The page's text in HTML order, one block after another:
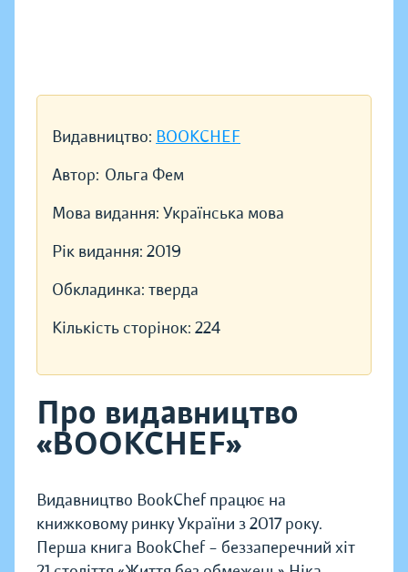
Видавництво: BOOKCHEF
Автор: Ольга Фем
Мова видання: Українська мова
Рік видання: 2019
Обкладинка: тверда
Кількість сторінок: 224
Про видавництво
«BOOKCHEF»
Видавництво BookChef працює на
книжковому ринку України з 2017 року.
Перша книга BookChef – беззаперечний хіт